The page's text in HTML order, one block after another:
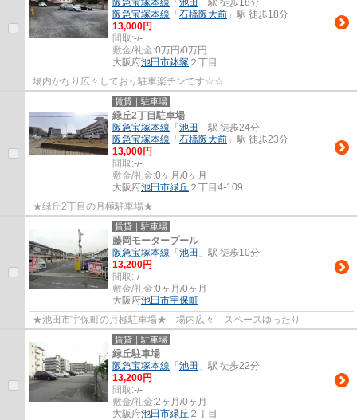
阪急宝塚本線 「 池田 」駅 徒歩18分
阪急宝塚本線 「 石橋阪大前 」駅 徒歩18分
13,000円
間取:-/-
敷金/礼金:0万円/0万円
大阪府池田市鉢塚 ２丁目
場内かなり広々しており駐車楽チンです☆☆
賃貸｜駐車場
緑丘2丁目駐車場
阪急宝塚本線 「 池田 」駅 徒歩24分
阪急宝塚本線 「 石橋阪大前 」駅 徒歩23分
13,000円
間取:-/-
敷金/礼金:0ヶ月/0ヶ月
大阪府池田市緑丘 ２丁目4-109
★緑丘2丁目の月極駐車場★
賃貸｜駐車場
藤岡モータープール
阪急宝塚本線 「 池田 」駅 徒歩10分
13,200円
間取:-/-
敷金/礼金:0ヶ月/0ヶ月
大阪府池田市宇保町
★池田市宇保町の月極駐車場★ 場内広々 スペースゆったり
賃貸｜駐車場
緑丘駐車場
阪急宝塚本線 「 池田 」駅 徒歩22分
13,200円
間取:-/-
敷金/礼金:2ヶ月/0ヶ月
大阪府池田市緑丘 ２丁目